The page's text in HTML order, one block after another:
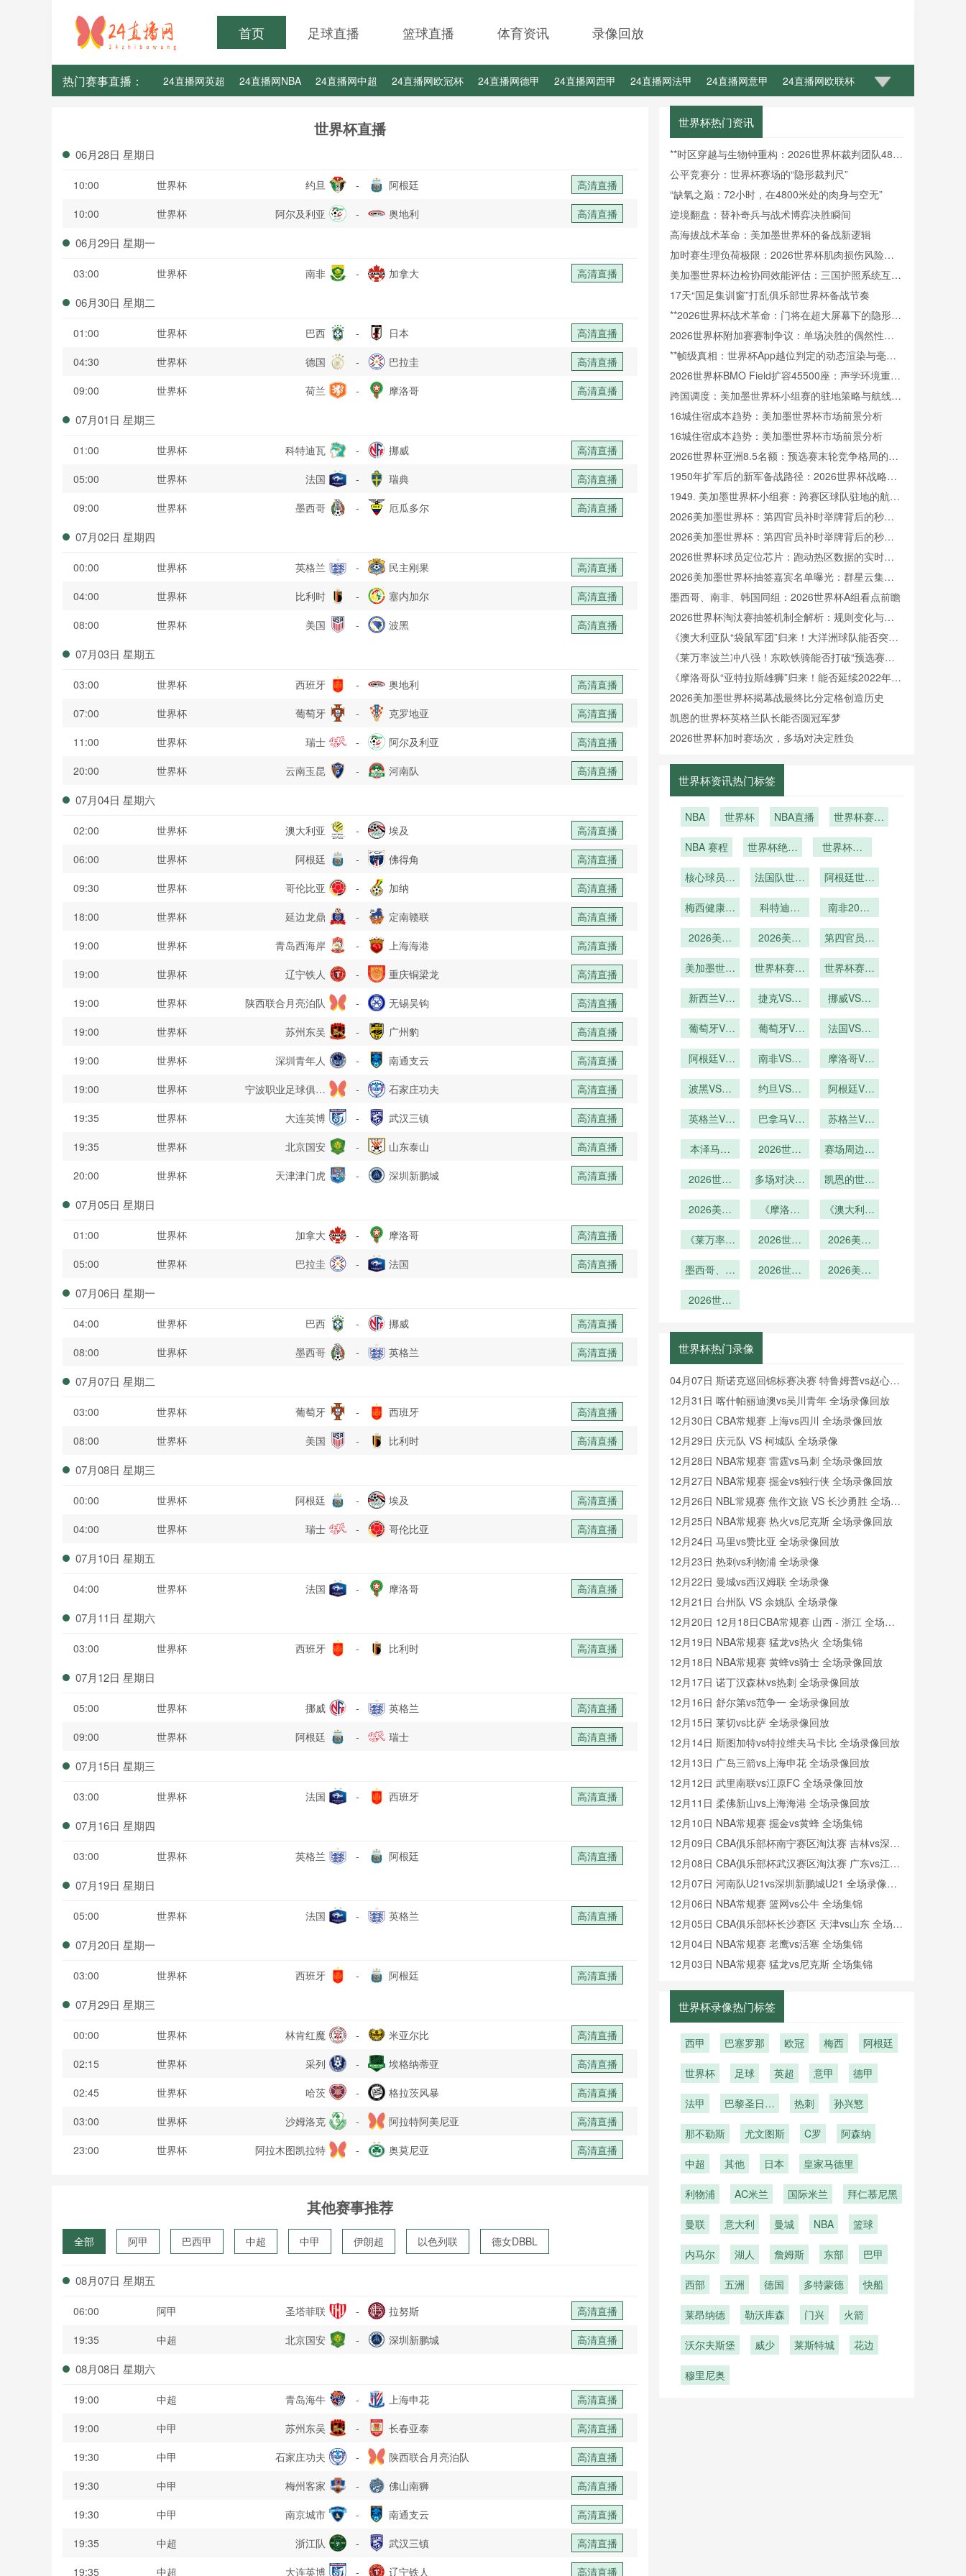
首页 足球直播 篮球直播 体育资讯 录像回放
热门赛事直播： 24直播网英超 24直播网NBA 24直播网中超 24直播网欧冠杯 24直播网德甲 24直播网西甲 24直播网法甲 24直播网意甲 24直播网欧联杯
世界杯直播
06月28日 星期日
10:00 世界杯 约旦 - 阿根廷
高清直播
10:00
世界杯 阿尔及利亚 - 奥地利 高清直播
06月29日 星期一
03:00 世界杯 南非 - 加拿大 高清直播
06月30日 星期二
01:00 世界杯 巴西 - 日本
高清直播
04:30
世界杯 德国 - 巴拉圭
高清直播
09:00
世界杯 荷兰 - 摩洛哥 高清直播
07月01日 星期三
01:00 世界杯 科特迪瓦 - 挪威
高清直播
05:00
世界杯 法国 - 瑞典
高清直播
09:00
世界杯 墨西哥 - 厄瓜多尔 高清直播
07月02日 星期四
00:00 世界杯 英格兰 - 民主刚果
高清直播
04:00
世界杯 比利时 - 塞内加尔
高清直播
08:00
世界杯 美国 - 波黑 高清直播
07月03日 星期五
03:00 世界杯 西班牙 - 奥地利
高清直播
07:00
世界杯 葡萄牙 - 克罗地亚
高清直播
11:00
世界杯 瑞士 - 阿尔及利亚
高清直播
20:00
世界杯 云南玉昆 - 河南队 高清直播
07月04日 星期六
02:00 世界杯 澳大利亚 - 埃及
高清直播
06:00
世界杯 阿根廷 - 佛得角
高清直播
09:30
世界杯 哥伦比亚 - 加纳
高清直播
18:00
世界杯 延边龙鼎 - 定南赣联
高清直播
19:00
世界杯 青岛西海岸 - 上海海港
高清直播
19:00
世界杯 辽宁铁人 - 重庆铜梁龙
高清直播
19:00
世界杯 陕西联合月亮泊队 - 无锡吴钩
高清直播
19:00
世界杯 苏州东吴 - 广州豹
高清直播
19:00
世界杯 深圳青年人 - 南通支云
高清直播
19:00
世界杯
宁波职业足球俱乐
部
- 石家庄功夫
高清直播
19:35
世界杯 大连英博 - 武汉三镇
高清直播
19:35
世界杯 北京国安 - 山东泰山
高清直播
20:00
世界杯 天津津门虎 - 深圳新鹏城 高清直播
07月05日 星期日
01:00 世界杯 加拿大 - 摩洛哥
高清直播
05:00
世界杯 巴拉圭 - 法国 高清直播
07月06日 星期一
04:00 世界杯 巴西 - 挪威
高清直播
08:00
世界杯 墨西哥 - 英格兰 高清直播
07月07日 星期二
03:00 世界杯 葡萄牙 - 西班牙
高清直播
08:00
世界杯 美国 - 比利时 高清直播
07月08日 星期三
00:00 世界杯 阿根廷 - 埃及
高清直播
04:00
世界杯 瑞士 - 哥伦比亚 高清直播
07月10日 星期五
04:00 世界杯 法国 - 摩洛哥 高清直播
07月11日 星期六
03:00 世界杯 西班牙 - 比利时 高清直播
07月12日 星期日
05:00 世界杯 挪威 - 英格兰
高清直播
09:00
世界杯 阿根廷 - 瑞士 高清直播
07月15日 星期三
03:00 世界杯 法国 - 西班牙 高清直播
07月16日 星期四
03:00 世界杯 英格兰 - 阿根廷 高清直播
07月19日 星期日
05:00 世界杯 法国 - 英格兰 高清直播
07月20日 星期一
03:00 世界杯 西班牙 - 阿根廷 高清直播
07月29日 星期三
00:00 世界杯 林肯红魔 - 米亚尔比
高清直播
02:15
世界杯 采列 - 埃格纳蒂亚
高清直播
02:45
世界杯 哈茨 - 格拉茨风暴
高清直播
03:00
世界杯 沙姆洛克 - 阿拉特阿美尼亚
高清直播
23:00
世界杯 阿拉木图凯拉特 - 奥莫尼亚 高清直播
其他赛事推荐
全部 阿甲 巴西甲 中超 中甲 伊朗超 以色列联 德女DBBL
波黑联
08月07日 星期五
06:00 阿甲 圣塔菲联 - 拉努斯
高清直播
19:35
中超 北京国安 - 深圳新鹏城 高清直播
08月08日 星期六
19:00 中超 青岛海牛 - 上海申花
高清直播
19:00
中甲 苏州东吴 - 长春亚泰
高清直播
19:30
中甲 石家庄功夫 - 陕西联合月亮泊队
高清直播
19:30
中甲 梅州客家 - 佛山南狮
高清直播
19:30
中甲 南京城市 - 南通支云
高清直播
19:35
中超 浙江队 - 武汉三镇
高清直播
19:35
中超 大连英博 - 辽宁铁人 高清直播
世界杯热门资讯
**时区穿越与生物钟重构：2026世界杯裁判团队48小
时昼夜节律调控机制研究**
公平竞赛分：世界杯赛场的“隐形裁判尺”
“缺氧之巅：72小时，在4800米处的肉身与空无”
逆境翻盘：替补奇兵与战术博弈决胜瞬间
高海拔战术革命：美加墨世界杯的备战新逻辑
加时赛生理负荷极限：2026世界杯肌肉损伤风险的
动态概率预测
美加墨世界杯边检协同效能评估：三国护照系统互操
作性障碍与通关效率提升瓶颈
17天“国足集训窗”打乱俱乐部世界杯备战节奏
**2026世界杯战术革命：门将在超大屏幕下的隐形战
场**
2026世界杯附加赛赛制争议：单场决胜的偶然性与
主客场制的公平性权衡
**帧级真相：世界杯App越位判定的动态渲染与毫秒
级动画逻辑全解析**
2026世界杯BMO Field扩容45500座：声学环境重塑
与观赛沉浸体验的技术解构
跨国调度：美加墨世界杯小组赛的驻地策略与航线效
率优化
16城住宿成本趋势：美加墨世界杯市场前景分析
16城住宿成本趋势：美加墨世界杯市场前景分析
2026世界杯亚洲8.5名额：预选赛末轮竞争格局的隐
性重构
1950年扩军后的新军备战路径：2026世界杯战略审
视
1949. 美加墨世界杯小组赛：跨赛区球队驻地的航线
规划与效率优化方案
2026美加墨世界杯：第四官员补时举牌背后的秒级
精度革命
2026美加墨世界杯：第四官员补时举牌背后的秒级
精度革命
2026世界杯球员定位芯片：跑动热区数据的实时回
传解析
2026美加墨世界杯抽签嘉宾名单曝光：群星云集闪
耀全场
墨西哥、南非、韩国同组：2026世界杯A组看点前瞻
2026世界杯淘汰赛抽签机制全解析：规则变化与分
组逻辑
《澳大利亚队“袋鼠军团”归来！大洋洲球队能否突
围？》
《莱万率波兰冲八强！东欧铁骑能否打破“预选赛之
王”魔咒？》
《摩洛哥队“亚特拉斯雄狮”归来！能否延续2022年黑
马本色？》
2026美加墨世界杯揭幕战最终比分定格创造历史
凯恩的世界杯英格兰队长能否圆冠军梦
2026世界杯加时赛场次，多场对决定胜负
世界杯资讯热门标签
NBA 世界杯 NBA直播
世界杯赛后
踩坏汽车
NBA 赛程
世界杯绝杀
进球拯救球
世界杯伤
星因伤提前
核心球员健
法国队世界
阿根廷世界
梅西健康关
科特迪瓦
杯能否重现
光？
南非2026
创造历史？
2026美加
办城市机场
2026美加
办城市旅游
涨
第四官员举
确到秒的时
加墨世界杯
美加墨世界
界杯成绩与
出线的关联
世界杯赛后
豹滑行
世界杯赛后
牛温顺
新西兰VS
西兰VS埃
捷克VS墨
VS墨西哥
挪威VS塞
VS塞内加
葡萄牙VS
坦直播葡萄
别克斯坦在
葡萄牙VS
坦葡萄牙
克斯坦直播
法国VS伊
VS伊拉克
阿根廷VS
廷VS奥地
南非VS韩
VS韩国在
摩洛哥VS
VS海地直
波黑VS卡
VS卡塔尔
约旦VS阿
旦VS阿尔
阿根廷VS
阿根廷VS
直播
英格兰VS
格兰VS加
巴拿马VS
拿马VS克
苏格兰VS
VS巴西直
本泽马绝
法国前锋冲
军
2026世界
升级
赛场周边美
2026世界
次
多场对决定
凯恩的世界
长能否圆冠
2026美加
幕战最终比
历史
《摩洛哥
斯雄狮”归
续2022年
《澳大利亚
团”归来！
能否突
《莱万率波
东欧铁骑能
选赛之
咒？》
2026世界
签机制全解
2026美加
签嘉宾名单
墨西哥、南
组：2026
看点前瞻
2026世界
实时回传解
2026美加
2026世界
名额：预选
赛末轮竞争
重构
世界杯热门录像
04月07日 斯诺克巡回锦标赛决赛 特鲁姆普vs赵心童
全场录像回放
12月31日 喀什帕丽迪澳vs吴川青年 全场录像回放
12月30日 CBA常规赛 上海vs四川 全场录像回放
12月29日 庆元队 VS 柯城队 全场录像
12月28日 NBA常规赛 雷霆vs马刺 全场录像回放
12月27日 NBA常规赛 掘金vs独行侠 全场录像回放
12月26日 NBL常规赛 焦作文旅 VS 长沙勇胜 全场录
像
12月25日 NBA常规赛 热火vs尼克斯 全场录像回放
12月24日 马里vs赞比亚 全场录像回放
12月23日 热刺vs利物浦 全场录像
12月22日 曼城vs西汉姆联 全场录像
12月21日 台州队 VS 余姚队 全场录像
12月20日 12月18日CBA常规赛 山西 - 浙江 全场录
像
12月19日 NBA常规赛 猛龙vs热火 全场集锦
12月18日 NBA常规赛 黄蜂vs骑士 全场录像回放
12月17日 诺丁汉森林vs热刺 全场录像回放
12月16日 舒尔第vs范争一 全场录像回放
12月15日 莱切vs比萨 全场录像回放
12月14日 斯图加特vs特拉维夫马卡比 全场录像回放
12月13日 广岛三箭vs上海申花 全场录像回放
12月12日 武里南联vs江原FC 全场录像回放
12月11日 柔佛新山vs上海海港 全场录像回放
12月10日 NBA常规赛 掘金vs黄蜂 全场集锦
12月09日 CBA俱乐部杯南宁赛区淘汰赛 吉林vs深圳
全场录像回放
12月08日 CBA俱乐部杯武汉赛区淘汰赛 广东vs江苏
全场录像回放
12月07日 河南队U21vs深圳新鹏城U21 全场录像回
放
12月06日 NBA常规赛 篮网vs公牛 全场集锦
12月05日 CBA俱乐部杯长沙赛区 天津vs山东 全场录
像回放
12月04日 NBA常规赛 老鹰vs活塞 全场集锦
12月03日 NBA常规赛 猛龙vs尼克斯 全场集锦
世界杯录像热门标签
西甲 巴塞罗那 欧冠 梅西 阿根廷
世界杯 足球 英超 意甲 德甲
法甲
巴黎圣日耳
热刺 孙兴慜
那不勒斯 尤文图斯 C罗 阿森纳
中超 其他 日本 皇家马德里
利物浦 AC米兰 国际米兰 拜仁慕尼黑
曼联 意大利 曼城 NBA 篮球
内马尔 湖人 詹姆斯 东部 巴甲
西部 五洲 德国 多特蒙德 快船
莱昂纳德 勒沃库森 门兴 火箭
沃尔夫斯堡 威少 莱斯特城 花边
穆里尼奥